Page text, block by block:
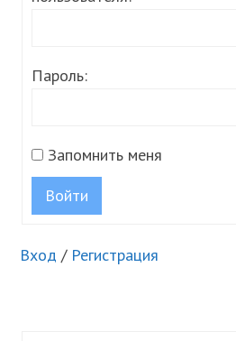
Пароль:
Запомнить меня
Войти
Вход / Регистрация